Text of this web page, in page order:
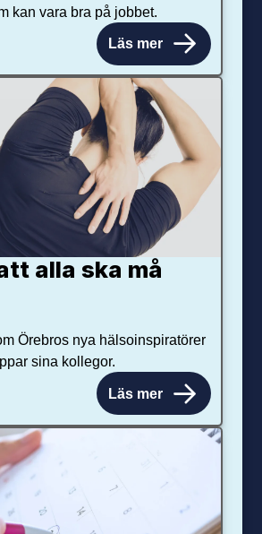
kan vara bra på jobbet.
Läs mer
alla ska må
Örebros nya hälsoinspiratörer
sina kollegor.
Läs mer